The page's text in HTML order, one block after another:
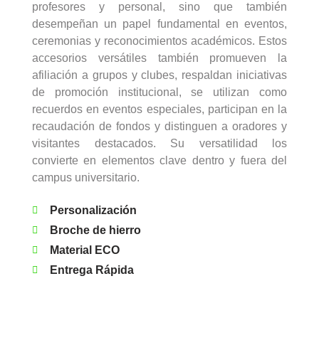
profesores y personal, sino que también
desempeñan un papel fundamental en eventos,
ceremonias y reconocimientos académicos. Estos
accesorios versátiles también promueven la
afiliación a grupos y clubes, respaldan iniciativas
de promoción institucional, se utilizan como
recuerdos en eventos especiales, participan en la
recaudación de fondos y distinguen a oradores y
visitantes destacados. Su versatilidad los
convierte en elementos clave dentro y fuera del
campus universitario.
Personalización
Broche de hierro
Material ECO
Entrega Rápida